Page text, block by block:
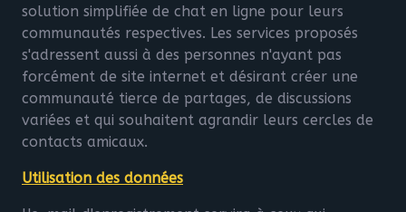
solution simplifiée de chat en ligne pour leurs
communautés respectives. Les services proposés
s'adressent aussi à des personnes n'ayant pas
forcément de site internet et désirant créer une
communauté tierce de partages, de discussions
variées et qui souhaitent agrandir leurs cercles de
contacts amicaux.
Utilisation des données